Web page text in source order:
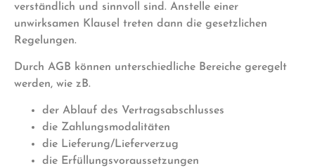
verständlich und sinnvoll sind. Anstelle einer
unwirksamen Klausel treten dann die gesetzlichen
Regelungen.
Durch AGB können unterschiedliche Bereiche geregelt
werden, wie zB.
der Ablauf des Vertragsabschlusses
die Zahlungsmodalitäten
die Lieferung/Lieferverzug
die Erfüllungsvoraussetzungen